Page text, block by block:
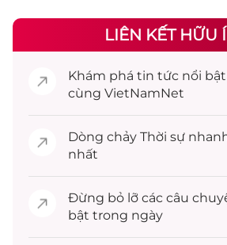
LIÊN KẾT HỮU
Khám phá tin tức nổi
cùng VietNamNet
Dòng chảy Thời sự
nhất
Đừng bỏ lỡ các câu
bật trong ngày